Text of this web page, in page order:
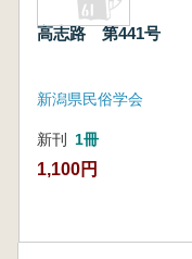
高志路 第441号
新潟県民俗学会
新刊 1冊
1,100円